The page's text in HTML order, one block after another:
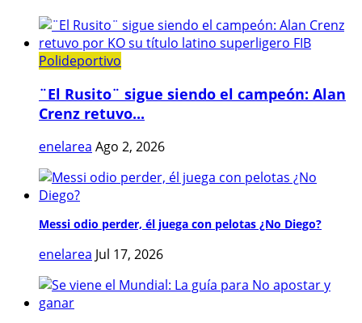
Polideportivo
¨El Rusito¨ sigue siendo el campeón: Alan
Crenz retuvo...
enelarea Ago 2, 2026
Messi odio perder, él juega con pelotas ¿No Diego?
enelarea Jul 17, 2026